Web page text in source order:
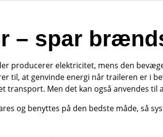
– spar
producerer elektricitet, mens den
til, at genvinde energi når traileren er i
Men det kan også anvendes til
og benyttes på den bedste måde, så